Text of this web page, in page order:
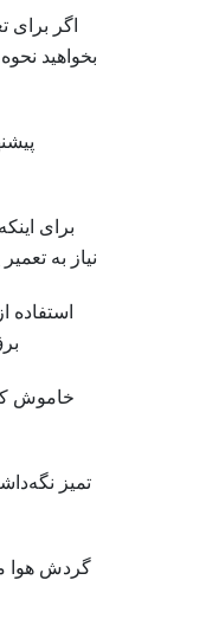
اگر برای
بخواهید
برای
نیاز به
استفاده
خاموش
تمیز
گردش هوا